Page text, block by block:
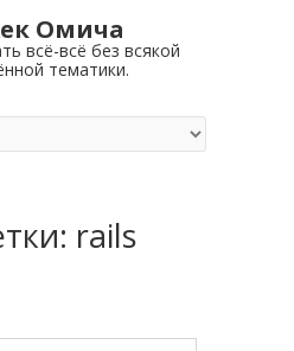
Омича
всё-всё без всякой
тематики.
rails